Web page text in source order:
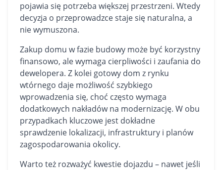
pojawia się potrzeba większej przestrzeni. Wtedy
decyzja o przeprowadzce staje się naturalna, a
nie wymuszona.
Zakup domu w fazie budowy może być korzystny
finansowo, ale wymaga cierpliwości i zaufania do
dewelopera. Z kolei gotowy dom z rynku
wtórnego daje możliwość szybkiego
wprowadzenia się, choć często wymaga
dodatkowych nakładów na modernizację. W obu
przypadkach kluczowe jest dokładne
sprawdzenie lokalizacji, infrastruktury i planów
zagospodarowania okolicy.
Warto też rozważyć kwestie dojazdu – nawet jeśli